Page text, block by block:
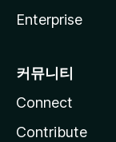
Enterprise
커뮤니티
Connect
Contribute